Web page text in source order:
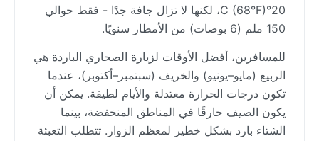
20°C (68°F)، لكنها لا تزال جافة جدًا - فقط حوالي
150 ملم (6 بوصات) من الأمطار سنويًا.
للمسافرين، أفضل الأوقات لزيارة الصحاري الباردة هي
الربيع (مايو–يونيو) والخريف (سبتمبر–أكتوبر)، عندما
تكون درجات الحرارة معتدلة والأيام لطيفة. يمكن أن
يكون الصيف حارقًا في المناطق المنخفضة، بينما
الشتاء بارد بشكل خطير لمعظم الزوار. تتطلب التعبئة